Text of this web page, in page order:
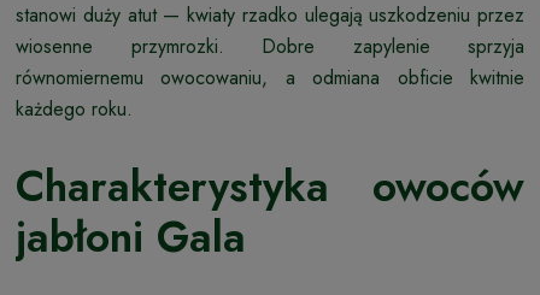
stanowi duży atut — kwiaty rzadko ulegają uszkodzeniu przez
wiosenne przymrozki. Dobre zapylenie sprzyja
równomiernemu owocowaniu, a odmiana obficie kwitnie
każdego roku.
Charakterystyka owoców
jabłoni Gala